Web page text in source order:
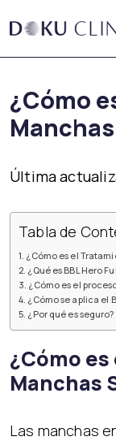
¿Cómo
Última
Tabla de
¿Cómo es el
¿Qué es BBL Hero
¿Cómo es el
¿Cómo se aplica el
¿Por qué es seguro?
¿Cómo
Manchas
Las manchas